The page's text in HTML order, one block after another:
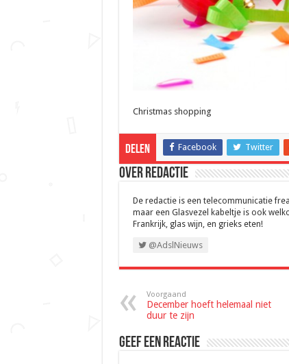
Christmas shopping
Delen Facebook Twitter
Over Redactie
De redactie is een telecommunicatie
maar een Glasvezel kabeltje is ook
Frankrijk, glas wijn, en grieks eten!
@AdslNieuws
Voorgaand
December hoeft helemaal niet
duur te zijn
Geef een reactie